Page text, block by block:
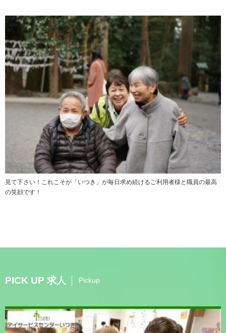
見て下さい！これこそが「いつき」が毎日求め続けるご利用者様と職員の最高
の笑顔です！
PICK UP 求人 Pickup